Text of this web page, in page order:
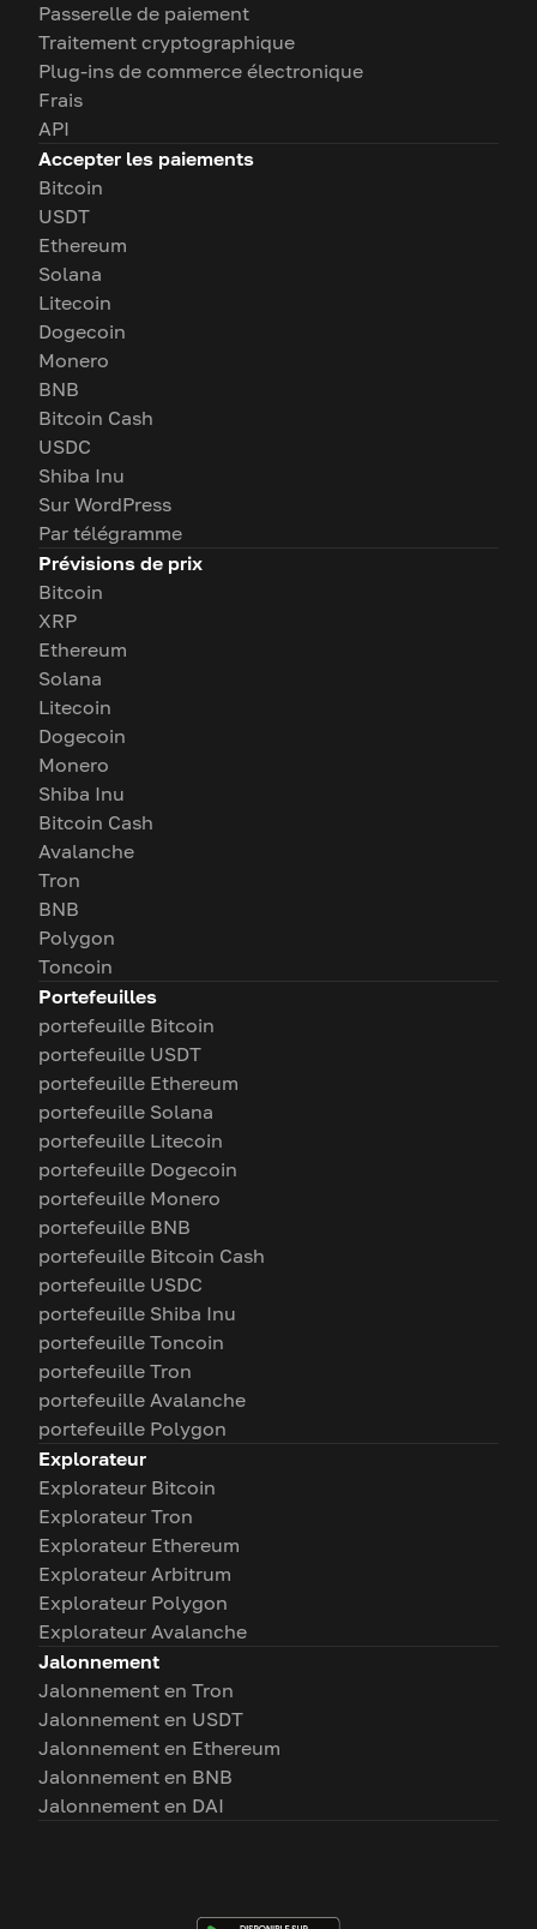
Passerelle de paiement
Traitement cryptographique
Plug-ins de commerce électronique
Frais
API
Accepter les paiements
Bitcoin
USDT
Ethereum
Solana
Litecoin
Dogecoin
Monero
BNB
Bitcoin Cash
USDC
Shiba Inu
Sur WordPress
Par télégramme
Prévisions de prix
Bitcoin
XRP
Ethereum
Solana
Litecoin
Dogecoin
Monero
Shiba Inu
Bitcoin Cash
Avalanche
Tron
BNB
Polygon
Toncoin
Portefeuilles
portefeuille Bitcoin
portefeuille USDT
portefeuille Ethereum
portefeuille Solana
portefeuille Litecoin
portefeuille Dogecoin
portefeuille Monero
portefeuille BNB
portefeuille Bitcoin Cash
portefeuille USDC
portefeuille Shiba Inu
portefeuille Toncoin
portefeuille Tron
portefeuille Avalanche
portefeuille Polygon
Explorateur
Explorateur Bitcoin
Explorateur Tron
Explorateur Ethereum
Explorateur Arbitrum
Explorateur Polygon
Explorateur Avalanche
Jalonnement
Jalonnement en Tron
Jalonnement en USDT
Jalonnement en Ethereum
Jalonnement en BNB
Jalonnement en DAI